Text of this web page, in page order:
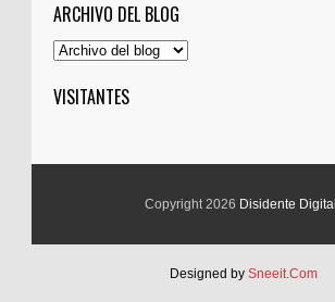
ARCHIVO DEL BLOG
VISITANTES
Copyright 2026 Disidente Digital
Designed by Sneeit.Com